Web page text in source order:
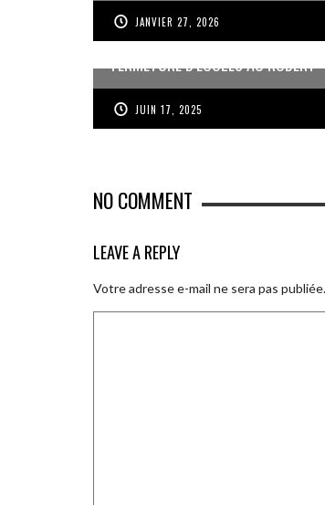
JANVIER 27, 2026
FERMETURE D’ÉCOLES AU ROBERT
JUIN 17, 2025
NO COMMENT
LEAVE A REPLY
Votre adresse e-mail ne sera pas publiée.